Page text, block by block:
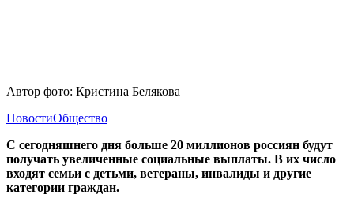
Автор фото: Кристина Белякова
НовостиОбщество
С сегодняшнего дня больше 20 миллионов россиян будут
получать увеличенные социальные выплаты. В их число
входят семьи с детьми, ветераны, инвалиды и другие
категории граждан.